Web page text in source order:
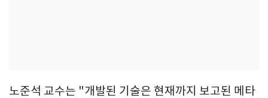
노준석 교수는 "개발된 기술은 현재까지 보고된 메타